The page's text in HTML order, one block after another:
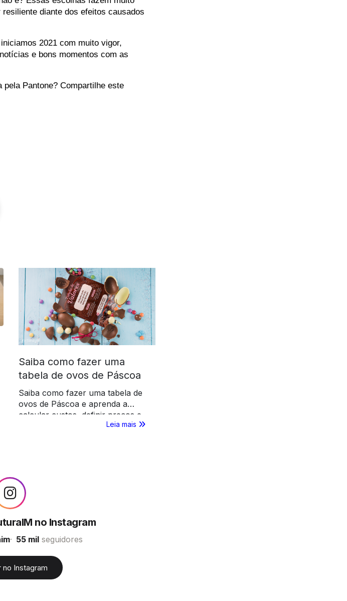
diante dos efeitos causados
2021 com muito vigor,
e bons momentos com as
Pantone? Compartilhe este
Saiba como fazer uma
tabela de ovos de Páscoa
Saiba como fazer uma tabela de
ovos de Páscoa e aprenda a
calcular custos, definir preços e
aumentar sua lucratividade com
Leia mais
no Instagram
55 milseguidores
no Instagram